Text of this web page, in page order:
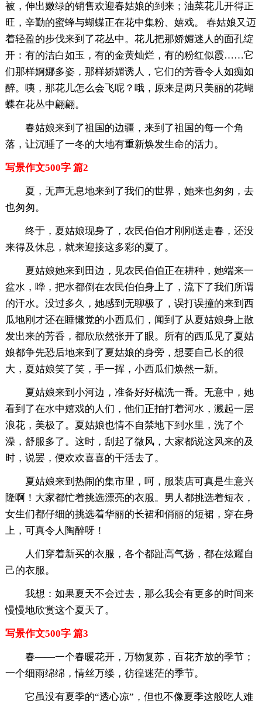
被，伸出嫩绿的销售欢迎春姑娘的到来；油菜花儿开得正
旺，辛勤的蜜蜂与蝴蝶正在花中集粉、嬉戏。 春姑娘又迈
着轻盈的步伐来到了花丛中。花儿把那娇媚迷人的面孔绽
开：有的洁白如玉，有的金黄灿烂，有的粉红似霞……它
们那样婀娜多姿，那样娇媚诱人，它们的芳香令人如痴如
醉。咦，那花儿怎么会飞呢？哦，原来是两只美丽的花蝴
蝶在花丛中翩翩。
春姑娘来到了祖国的边疆，来到了祖国的每一个角
落，让沉睡了一冬的大地有重新焕发生命的活力。
写景作文500字 篇2
夏，无声无息地来到了我们的世界，她来也匆匆，去
也匆匆。
终于，夏姑娘现身了，农民伯伯才刚刚送走春，还没
来得及休息，就来迎接这多彩的夏了。
夏姑娘她来到田边，见农民伯伯正在耕种，她端来一
盆水，哗，把水都倒在农民伯伯身上了，流下了我们所谓
的汗水。没过多久，她感到无聊极了，误打误撞的来到西
瓜地刚才还在睡懒觉的小西瓜们，闻到了从夏姑娘身上散
发出来的芳香，都欣欣然张开了眼。所有的西瓜见了夏姑
娘都争先恐后地来到了夏姑娘的身旁，想要自己长的很
大，夏姑娘笑了笑，手一挥，小西瓜们焕然一新。
夏姑娘来到小河边，准备好好梳洗一番。无意中，她
看到了在水中嬉戏的人们，他们正拍打着河水，溅起一层
浪花，美极了。夏姑娘也情不自禁地下到水里，洗了个
澡，舒服多了。这时，刮起了微风，大家都说这风来的及
时，说罢，便欢欢喜喜的干活去了。
夏姑娘来到热闹的集市里，呵，服装店可真是生意兴
隆啊！大家都忙着挑选漂亮的衣服。男人都挑选着短衣，
女生们都仔细的挑选着华丽的长裙和俏丽的短裙，穿在身
上，可真令人陶醉呀！
人们穿着新买的衣服，各个都趾高气扬，都在炫耀自
己的衣服。
我想：如果夏天不会过去，那么我会有更多的时间来
慢慢地欣赏这个夏天了。
写景作文500字 篇3
春——一个春暖花开，万物复苏，百花齐放的季节；
一个细雨绵绵，情丝万缕，彷徨迷茫的季节。
它虽没有夏季的“透心凉”，但也不像夏季这般吃人难